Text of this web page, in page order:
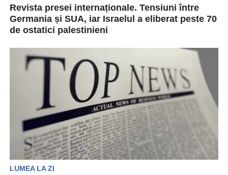
Revista presei internaționale. Tensiuni între
Germania și SUA, iar Israelul a eliberat peste 70
de ostatici palestinieni
cititorilor cele mai importante știri din ultimele
24 de ore....
LUMEA LA ZI